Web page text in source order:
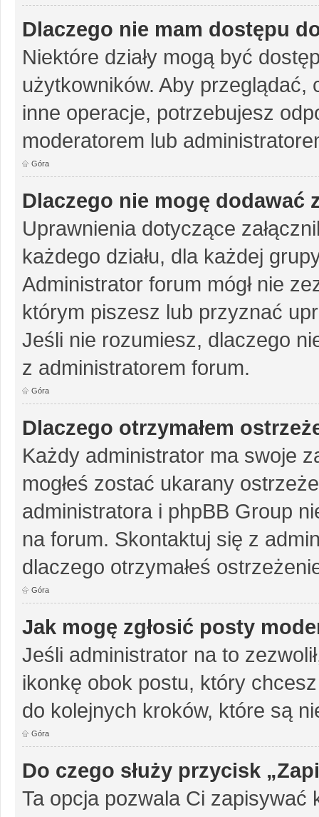
Dlaczego nie mam dostępu
Niektóre działy mogą być
użytkowników. Aby
inne operacje, potrzebujesz
moderatorem lub
Góra
Dlaczego nie mogę dodawać
Uprawnienia dotyczące
każdego działu, dla każdej
Administrator forum mógł nie
którym piszesz lub przyznać
Jeśli nie rozumiesz, dlaczego
z administratorem forum.
Góra
Dlaczego otrzymałem
Każdy administrator ma swoje
mogłeś zostać ukarany
administratora i phpBB Group
na forum. Skontaktuj się z
dlaczego otrzymałeś
Góra
Jak mogę zgłosić posty
Jeśli administrator na to
ikonkę obok postu, który
do kolejnych kroków, które są
Góra
Do czego służy przycisk
Ta opcja pozwala Ci zapisywać